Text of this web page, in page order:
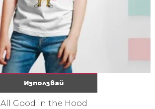
Използвай
All Good in the Hood